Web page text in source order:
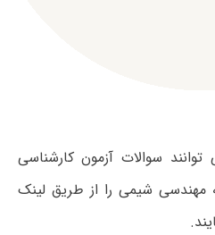
سوالات آزمون کارشناسی
بهمن ۹۲ رشته مهندسی شیمی را از طریق لینک